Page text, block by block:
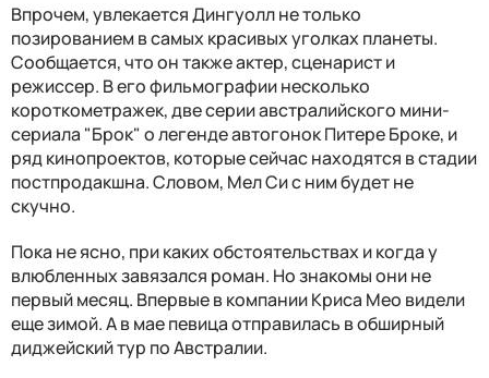
Впрочем, увлекается Дингуолл не только
позированием в самых красивых уголках планеты.
Сообщается, что он также актер, сценарист и
режиссер. В его фильмографии несколько
короткометражек, две серии австралийского мини-
сериала "Брок" о легенде автогонок Питере Броке, и
ряд кинопроектов, которые сейчас находятся в стадии
постпродакшна. Словом, Мел Си с ним будет не
скучно.
Пока не ясно, при каких обстоятельствах и когда у
влюбленных завязался роман. Но знакомы они не
первый месяц. Впервые в компании Криса Мео видели
еще зимой. А в мае певица отправилась в обширный
диджейский тур по Австралии.